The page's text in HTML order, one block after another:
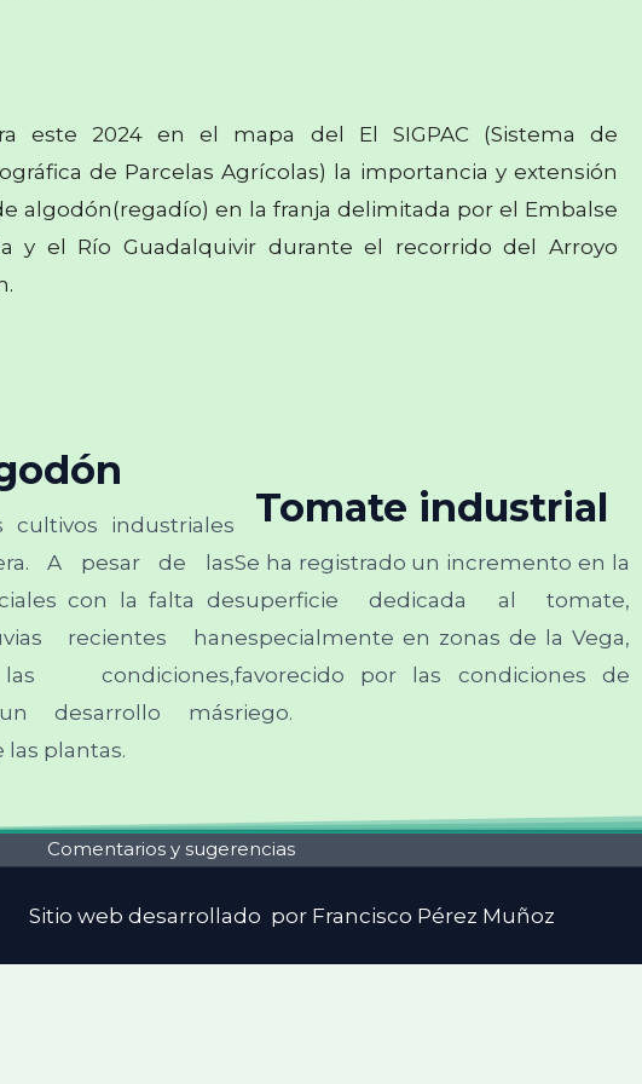
este 2024 en el mapa del El SIGPAC (Sistema de
de Parcelas Agrícolas) la importancia y extensión
algodón(regadío) en la franja delimitada por el Embalse
y el Río Guadalquivir durante el recorrido del Arroyo
industriales
A pesar de las
con la falta de
recientes han
condiciones,
desarrollo más
plantas.
Tomate industrial
Se ha registrado un incremento en la
superficie dedicada al tomate,
especialmente en zonas de la Vega,
favorecido por las condiciones de
riego.
Comentarios y sugerencias
Sitio web desarrollado por Francisco Pérez Muñoz